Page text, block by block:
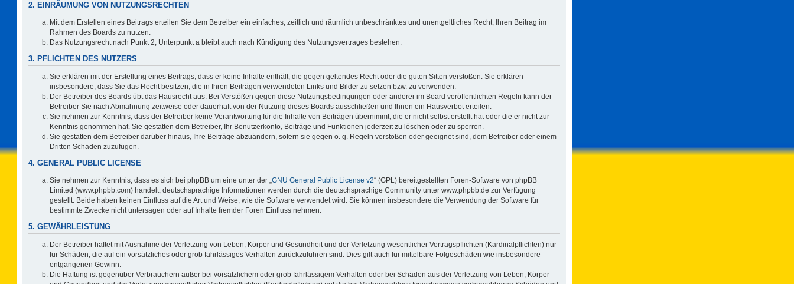
2. EINRÄUMUNG VON NUTZUNGSRECHTEN
Mit dem Erstellen eines Beitrags erteilen Sie dem Betreiber ein einfaches, zeitlich und räumlich unbeschränktes und unentgeltliches Recht, Ihren Beitrag im
Rahmen des Boards zu nutzen.
Das Nutzungsrecht nach Punkt 2, Unterpunkt a bleibt auch nach Kündigung des Nutzungsvertrages bestehen.
3. PFLICHTEN DES NUTZERS
Sie erklären mit der Erstellung eines Beitrags, dass er keine Inhalte enthält, die gegen geltendes Recht oder die guten Sitten verstoßen. Sie erklären
insbesondere, dass Sie das Recht besitzen, die in Ihren Beiträgen verwendeten Links und Bilder zu setzen bzw. zu verwenden.
Der Betreiber des Boards übt das Hausrecht aus. Bei Verstößen gegen diese Nutzungsbedingungen oder anderer im Board veröffentlichten Regeln kann der
Betreiber Sie nach Abmahnung zeitweise oder dauerhaft von der Nutzung dieses Boards ausschließen und Ihnen ein Hausverbot erteilen.
Sie nehmen zur Kenntnis, dass der Betreiber keine Verantwortung für die Inhalte von Beiträgen übernimmt, die er nicht selbst erstellt hat oder die er nicht zur
Kenntnis genommen hat. Sie gestatten dem Betreiber, Ihr Benutzerkonto, Beiträge und Funktionen jederzeit zu löschen oder zu sperren.
Sie gestatten dem Betreiber darüber hinaus, Ihre Beiträge abzuändern, sofern sie gegen o. g. Regeln verstoßen oder geeignet sind, dem Betreiber oder einem
Dritten Schaden zuzufügen.
4. GENERAL PUBLIC LICENSE
Sie nehmen zur Kenntnis, dass es sich bei phpBB um eine unter der „GNU General Public License v2“ (GPL) bereitgestellten Foren-Software von phpBB
Limited (www.phpbb.com) handelt; deutschsprachige Informationen werden durch die deutschsprachige Community unter www.phpbb.de zur Verfügung
gestellt. Beide haben keinen Einfluss auf die Art und Weise, wie die Software verwendet wird. Sie können insbesondere die Verwendung der Software für
bestimmte Zwecke nicht untersagen oder auf Inhalte fremder Foren Einfluss nehmen.
5. GEWÄHRLEISTUNG
Der Betreiber haftet mit Ausnahme der Verletzung von Leben, Körper und Gesundheit und der Verletzung wesentlicher Vertragspflichten (Kardinalpflichten) nur
für Schäden, die auf ein vorsätzliches oder grob fahrlässiges Verhalten zurückzuführen sind. Dies gilt auch für mittelbare Folgeschäden wie insbesondere
entgangenen Gewinn.
Die Haftung ist gegenüber Verbrauchern außer bei vorsätzlichem oder grob fahrlässigem Verhalten oder bei Schäden aus der Verletzung von Leben, Körper